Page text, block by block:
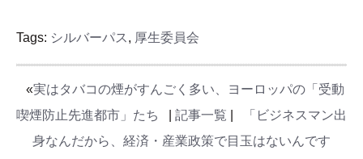
Tags: シルバーパス , 厚生委員会
«実はタバコの煙がすんごく多い、ヨーロッパの「受動
喫煙防止先進都市」たち
記事一覧
「ビジネスマン出
身なんだから、経済・産業政策で目玉はないんです